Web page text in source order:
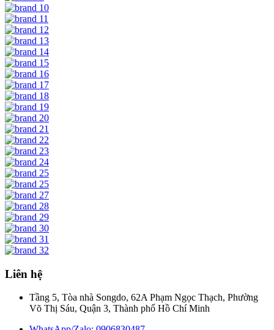
Liên hệ
Tầng 5, Tòa nhà Songdo, 62A Phạm Ngọc Thạch, Phường
Võ Thị Sáu, Quận 3, Thành phố Hồ Chí Minh